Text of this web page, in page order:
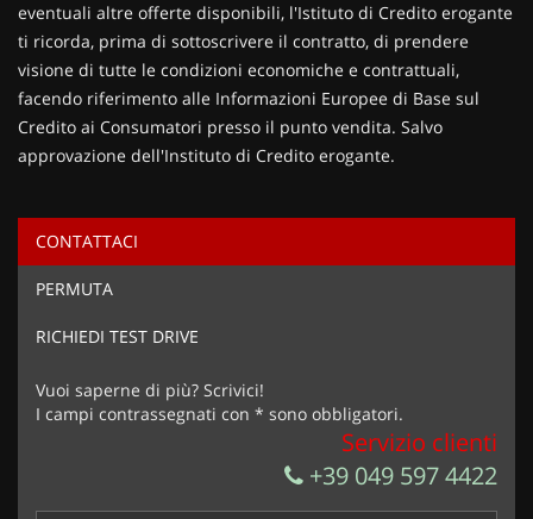
Ho letto e accettol'informativa privacy*
Acconsento al trattamento dei miei dati per finalità di
Invia la tua richiesta
eventuali altre offerte disponibili, l'Istituto di Credito erogante
ti ricorda, prima di sottoscrivere il contratto, di prendere
visione di tutte le condizioni economiche e contrattuali,
facendo riferimento alle Informazioni Europee di Base sul
Credito ai Consumatori presso il punto vendita. Salvo
approvazione dell'Instituto di Credito erogante.
CONTATTACI
PERMUTA
RICHIEDI TEST DRIVE
Vuoi saperne di più? Scrivici!
I campi contrassegnati con * sono obbligatori.
Servizio clienti
+39 049 597 4422